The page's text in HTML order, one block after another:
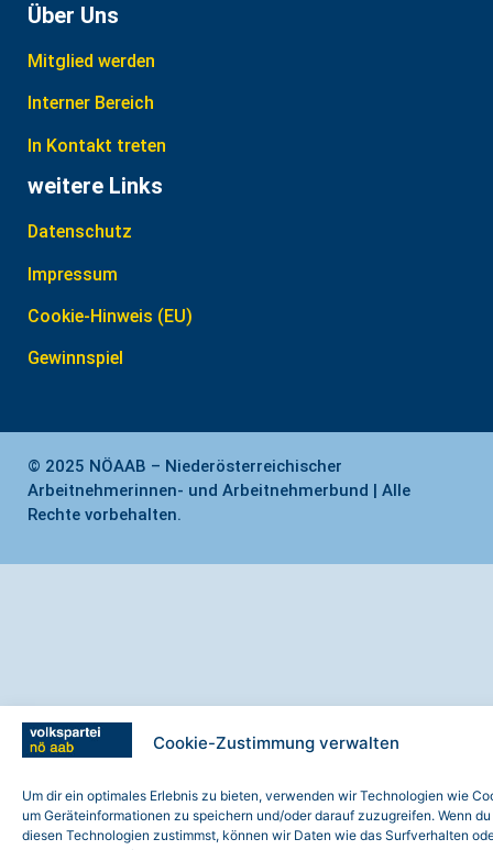
Cookie-Zustimmung verwalten
Um dir ein optimales Erlebnis zu bieten, verwenden wir Technologien wie
um Geräteinformationen zu speichern und/oder darauf zuzugreifen. Wenn du
diesen Technologien zustimmst, können wir Daten wie das Surfverhalten
Über Uns
Mitglied werden
Interner Bereich
In Kontakt treten
weitere Links
Datenschutz
Impressum
Cookie-Hinweis (EU)
Gewinnspiel
© 2025 NÖAAB – Niederösterreichischer
Arbeitnehmerinnen- und Arbeitnehmerbund | Alle
Rechte vorbehalten.